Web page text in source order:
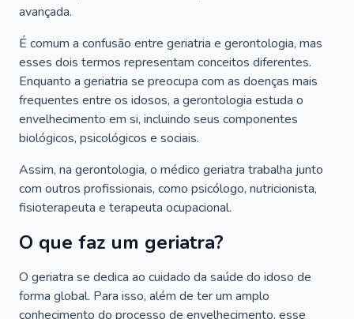
avançada.
É comum a confusão entre geriatria e gerontologia, mas
esses dois termos representam conceitos diferentes.
Enquanto a geriatria se preocupa com as doenças mais
frequentes entre os idosos, a gerontologia estuda o
envelhecimento em si, incluindo seus componentes
biológicos, psicológicos e sociais.
Assim, na gerontologia, o médico geriatra trabalha junto
com outros profissionais, como psicólogo, nutricionista,
fisioterapeuta e terapeuta ocupacional.
O que faz um geriatra?
O geriatra se dedica ao cuidado da saúde do idoso de
forma global. Para isso, além de ter um amplo
conhecimento do processo de envelhecimento, esse